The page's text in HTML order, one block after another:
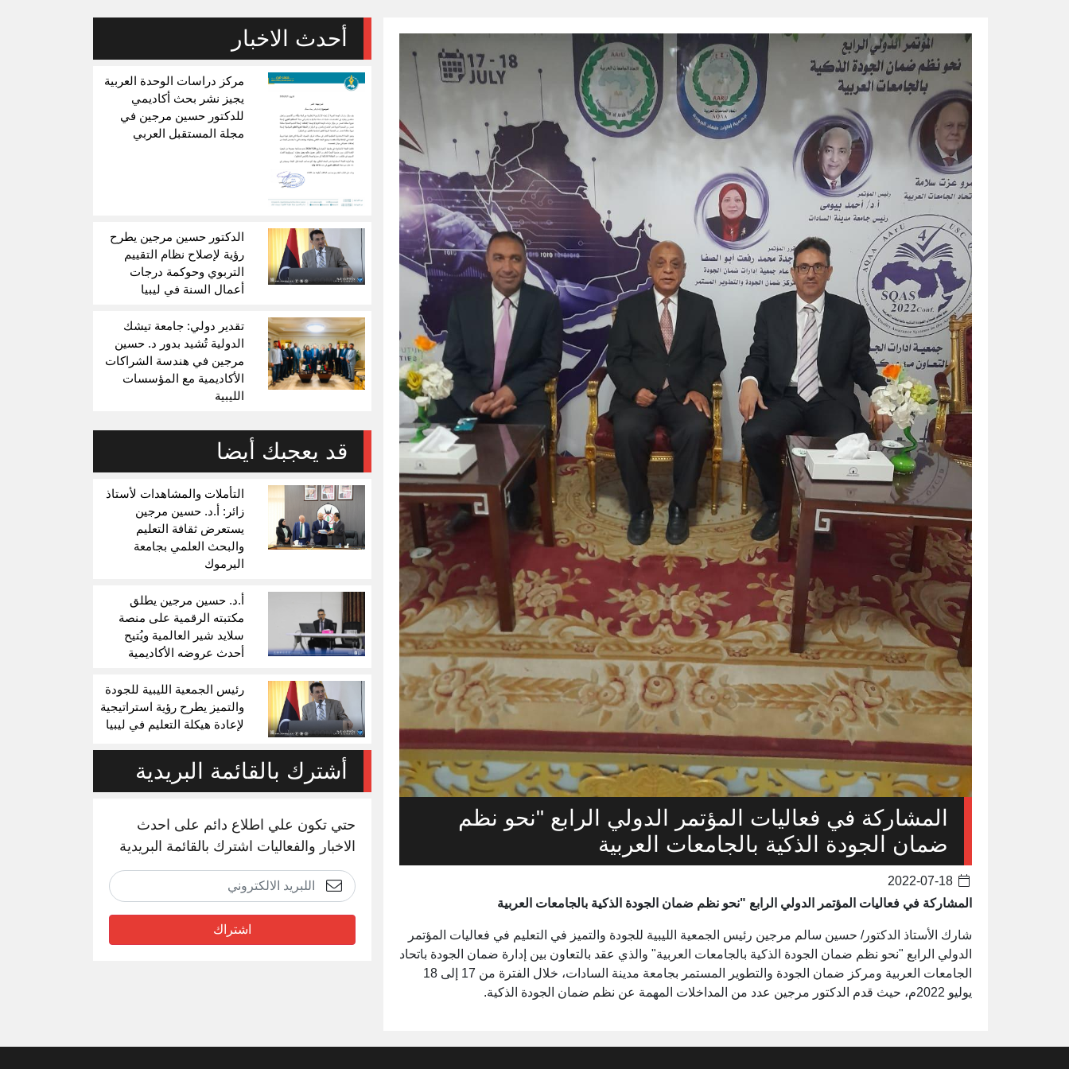
المشاركة في فعاليات المؤتمر الدولي الرابع "نحو نظم
ضمان الجودة الذكية بالجامعات العربية
المشاركة في فعاليات المؤتمر الدولي الرابع "نحو نظم ضمان الجودة الذكية بالجامعات العربية
شارك الأستاذ الدكتور/ حسين سالم مرجين رئيس الجمعية الليبية للجودة والتميز في التعليم في فعاليات المؤتمر
الدولي الرابع "نحو نظم ضمان الجودة الذكية بالجامعات العربية" والذي عقد بالتعاون بين إدارة ضمان الجودة باتحاد
الجامعات العربية ومركز ضمان الجودة والتطوير المستمر بجامعة مدينة السادات، خلال الفترة من 17 إلى 18
يوليو 2022م، حيث قدم الدكتور مرجين عدد من المداخلات المهمة عن نظم ضمان الجودة الذكية.
أحدث الاخبار
مركز دراسات الوحدة العربية
يجيز نشر بحث أكاديمي
للدكتور حسين مرجين في
مجلة المستقبل العربي
الدكتور حسين مرجين يطرح
رؤية لإصلاح نظام التقييم
التربوي وحوكمة درجات
أعمال السنة في ليبيا
تقدير دولي: جامعة تيشك
الدولية تُشيد بدور د. حسين
مرجين في هندسة الشراكات
الأكاديمية مع المؤسسات
الليبية
قد يعجبك أيضا
التأملات والمشاهدات لأستاذ
زائر: أ.د. حسين مرجين
يستعرض ثقافة التعليم
والبحث العلمي بجامعة
اليرموك
أ.د. حسين مرجين يطلق
مكتبته الرقمية على منصة
سلايد شير العالمية ويُتيح
أحدث عروضه الأكاديمية
رئيس الجمعية الليبية للجودة
والتميز يطرح رؤية استراتيجية
لإعادة هيكلة التعليم في ليبيا
أشترك بالقائمة البريدية
حتي تكون علي اطلاع دائم على احدث
الاخبار والفعاليات اشترك بالقائمة البريدية
اشتراك